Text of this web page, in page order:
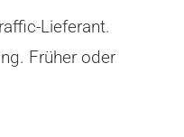
Lieferant.
Früher oder